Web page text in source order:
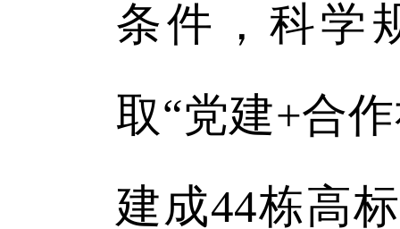
条件，科学
取“党建+合
建成44栋高